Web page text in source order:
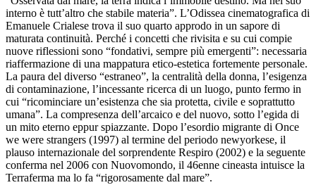
interno è tutt’altro che stabile materia”. L’Odissea cinematografica di
Emanuele Crialese trova il suo quarto approdo in un sapore di
maturata continuità. Perché i concetti che rivisita e su cui compie
nuove riflessioni sono “fondativi, sempre più emergenti”: necessaria
riaffermazione di una mappatura etico-estetica fortemente personale.
La paura del diverso “estraneo”, la centralità della donna, l’esigenza
di contaminazione, l’incessante ricerca di un luogo, punto fermo in
cui “ricominciare un’esistenza che sia protetta, civile e soprattutto
umana”. La compresenza dell’arcaico e del nuovo, sotto l’egida di
un mito eterno eppur spiazzante. Dopo l’esordio migrante di Once
we were strangers (1997) al termine del periodo newyorkese, il
plauso internazionale del sorprendente Respiro (2002) e la seguente
conferma nel 2006 con Nuovomondo, il 46enne cineasta intuisce la
Terraferma ma lo fa “rigorosamente dal mare”.